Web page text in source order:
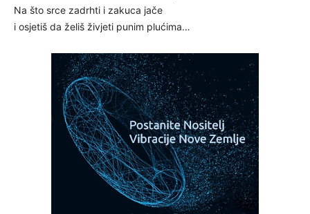
Na što srce zadrhti i zakuca jače
i osjetiš da želiš živjeti punim plućima…